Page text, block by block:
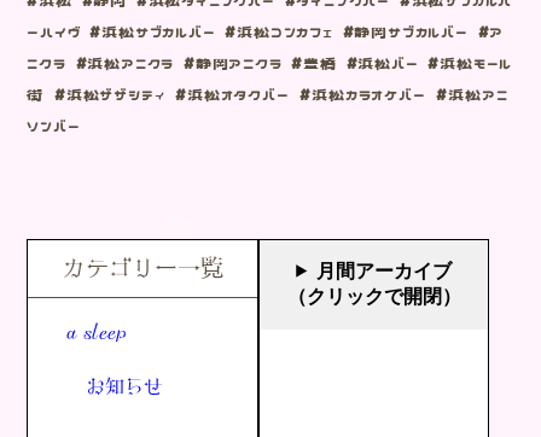
ーハイヴ #浜松サブカルバー #浜松コンカフェ #静岡サブカルバー #ア
ニクラ #浜松アニクラ #静岡アニクラ #豊橋 #浜松バー #浜松モール
街 #浜松ザザシティ #浜松オタクバー #浜松カラオケバー #浜松アニ
ソンバー
カテゴリー一覧
a sleep
お知らせ
月間アーカイブ
（クリックで開閉）